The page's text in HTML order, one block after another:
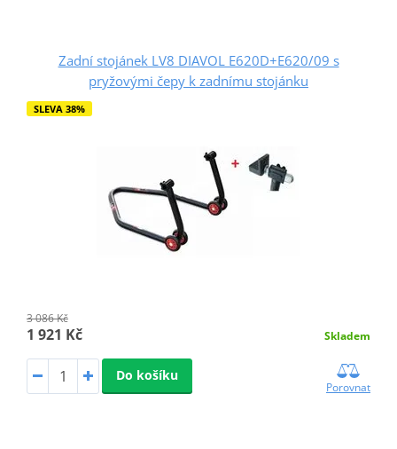
Zadní stojánek LV8 DIAVOL E620D+E620/09 s
pryžovými čepy k zadnímu stojánku
SLEVA 38%
3 086 Kč
1 921 Kč Skladem
Do košíku
Porovnat